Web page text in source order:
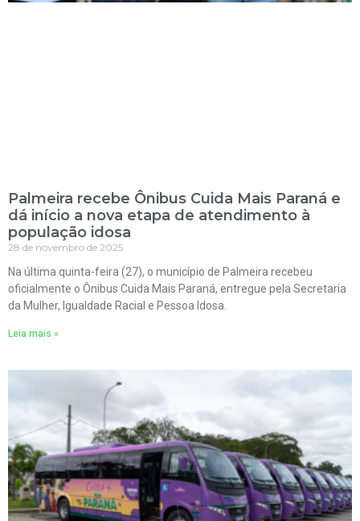
Palmeira recebe Ônibus Cuida Mais Paraná e
dá início a nova etapa de atendimento à
população idosa
28 de novembro de 2025
Na última quinta-feira (27), o município de Palmeira recebeu
oficialmente o Ônibus Cuida Mais Paraná, entregue pela Secretaria
da Mulher, Igualdade Racial e Pessoa Idosa.
Leia mais »